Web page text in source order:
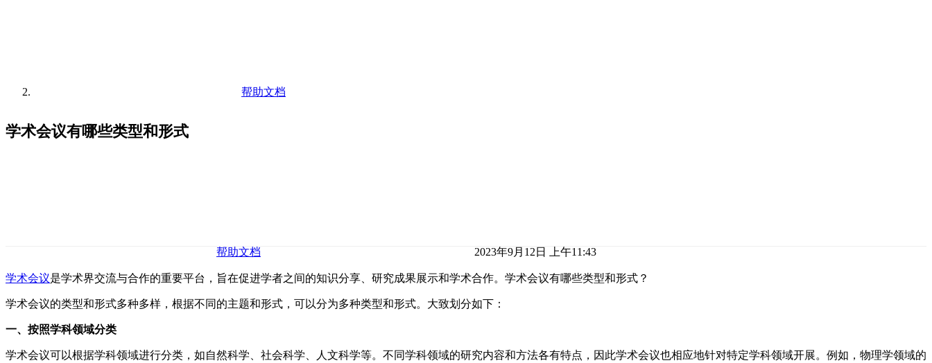
帮助文档
学术会议有哪些类型和形式
帮助文档 2023年9月12日 上午11:43
学术会议是学术界交流与合作的重要平台，旨在促进学者之间的知识分享、研究成果展示和学术合作。学术会议有哪些类型和形式？
学术会议的类型和形式多种多样，根据不同的主题和形式，可以分为多种类型和形式。大致划分如下：
一、按照学科领域分类
学术会议可以根据学科领域进行分类，如自然科学、社会科学、人文科学等。不同学科领域的研究内容和方法各有特点，因此学术会议也相应地针对特定学科领域开展。例如，物理学领域的